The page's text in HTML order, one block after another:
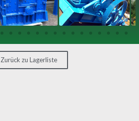
Zurück zu Lagerliste